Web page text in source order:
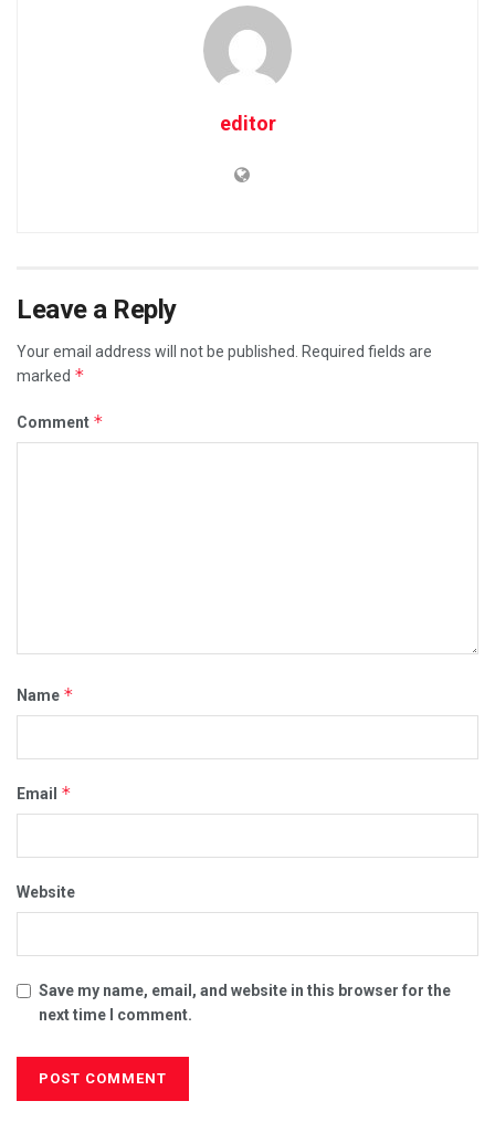
editor
Leave a Reply
Your email address will not be published.
Required fields are
marked *
Comment *
Name *
Email *
Website
Save my name, email, and website in this browser for the
next time I comment.